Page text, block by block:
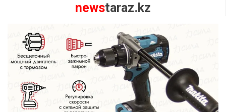
newstaraz.kz